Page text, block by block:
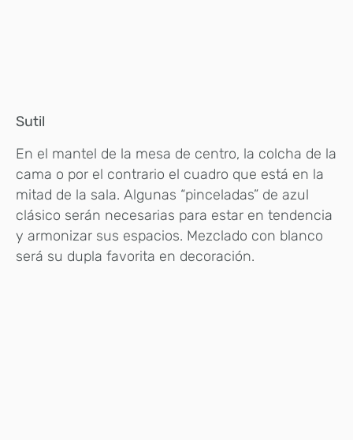
Sutil
En el mantel de la mesa de centro, la colcha de la
cama o por el contrario el cuadro que está en la
mitad de la sala. Algunas “pinceladas” de azul
clásico serán necesarias para estar en tendencia
y armonizar sus espacios. Mezclado con blanco
será su dupla favorita en decoración.